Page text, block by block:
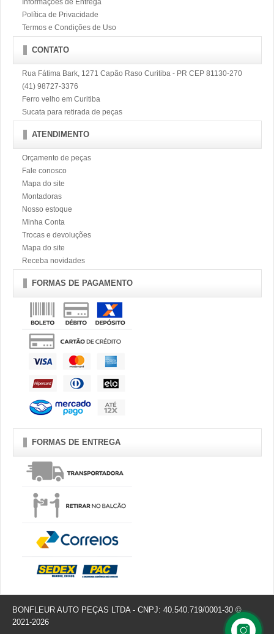
Informações de Entrega
Política de Privacidade
Termos e Condições de Uso
CONTATO
Rua Fátima Bark, 1271 Capão Raso Curitiba - PR CEP 81130-270
(41) 98727-3376
Ferro velho em Curitiba
Sucata para retirada de peças
ATENDIMENTO
Orçamento de peças
Fale conosco
Mapa do site
Montadoras
Nosso estoque
Minha Conta
Trocas e devoluções
Mapa do site
Receba novidades
FORMAS DE PAGAMENTO
FORMAS DE ENTREGA
BONFLEUR AUTO PEÇAS LTDA - CNPJ: 40.540.719/0001-30 ©
2021-2026